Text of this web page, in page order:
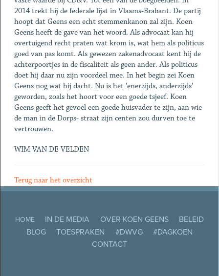
2014 trekt hij de federale lijst in Vlaams-Brabant. De partij
hoopt dat Geens een echt stemmenkanon zal zijn. Koen
Geens heeft de gave van het woord. Als advocaat kan hij
overtuigend recht praten wat krom is, wat hem als politicus
goed van pas komt. Als gewezen zakenadvocaat kent hij de
achterpoortjes in de fiscaliteit als geen ander. Als politicus
doet hij daar nu zijn voordeel mee. In het begin zei Koen
Geens nog wat hij dacht. Nu is het 'enerzijds, anderzijds'
geworden, zoals het hoort voor een goede tsjeef. Koen
Geens geeft het gevoel een goede huisvader te zijn, aan wie
de man in de Dorps- straat zijn centen zou durven toe te
vertrouwen.
WIM VAN DE VELDEN
Terug naar het overzicht
HOME IN DE MEDIA OVER KOEN GEENS
BELEID
BLOG
TOESPRAKEN #DWVG
#DAGKOEN
CONTACT